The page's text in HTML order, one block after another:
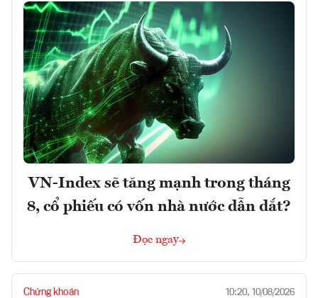
VN-Index sẽ tăng mạnh trong tháng
8, cổ phiếu có vốn nhà nước dẫn dắt?
Đọc ngay
Chứng khoán 10:20, 10/08/2026